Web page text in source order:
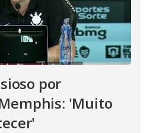
por
'Muito